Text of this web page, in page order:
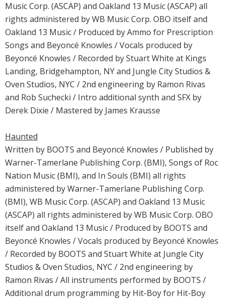
Music Corp. (ASCAP) and Oakland 13 Music (ASCAP) all
rights administered by WB Music Corp. OBO itself and
Oakland 13 Music / Produced by Ammo for Prescription
Songs and Beyoncé Knowles / Vocals produced by
Beyoncé Knowles / Recorded by Stuart White at Kings
Landing, Bridgehampton, NY and Jungle City Studios &
Oven Studios, NYC / 2nd engineering by Ramon Rivas
and Rob Suchecki / Intro additional synth and SFX by
Derek Dixie / Mastered by James Krausse
Haunted
Written by BOOTS and Beyoncé Knowles / Published by
Warner-Tamerlane Publishing Corp. (BMI), Songs of Roc
Nation Music (BMI), and In Souls (BMI) all rights
administered by Warner-Tamerlane Publishing Corp.
(BMI), WB Music Corp. (ASCAP) and Oakland 13 Music
(ASCAP) all rights administered by WB Music Corp. OBO
itself and Oakland 13 Music / Produced by BOOTS and
Beyoncé Knowles / Vocals produced by Beyoncé Knowles
/ Recorded by BOOTS and Stuart White at Jungle City
Studios & Oven Studios, NYC / 2nd engineering by
Ramon Rivas / All instruments performed by BOOTS /
Additional drum programming by Hit-Boy for Hit-Boy